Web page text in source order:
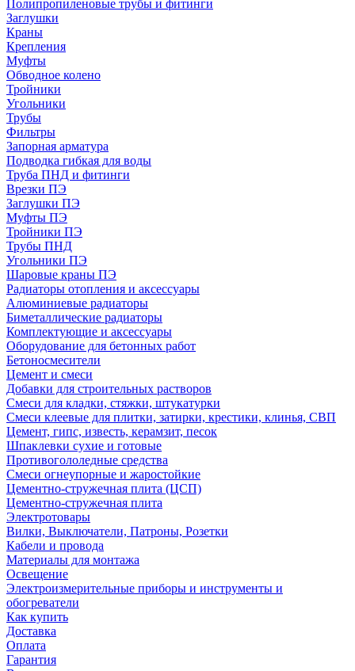
Полипропиленовые трубы и фитинги
Заглушки
Краны
Крепления
Муфты
Обводное колено
Тройники
Угольники
Трубы
Фильтры
Запорная арматура
Подводка гибкая для воды
Труба ПНД и фитинги
Врезки ПЭ
Заглушки ПЭ
Муфты ПЭ
Тройники ПЭ
Трубы ПНД
Угольники ПЭ
Шаровые краны ПЭ
Радиаторы отопления и аксессуары
Алюминиевые радиаторы
Биметаллические радиаторы
Комплектующие и аксессуары
Оборудование для бетонных работ
Бетоносмесители
Цемент и смеси
Добавки для строительных растворов
Смеси для кладки, стяжки, штукатурки
Смеси клеевые для плитки, затирки, крестики, клинья, СВП
Цемент, гипс, известь, керамзит, песок
Шпаклевки сухие и готовые
Противогололедные средства
Смеси огнеупорные и жаростойкие
Цементно-стружечная плита (ЦСП)
Цементно-стружечная плита
Электротовары
Вилки, Выключатели, Патроны, Розетки
Кабели и провода
Материалы для монтажа
Освещение
Электроизмерительные приборы и инструменты и
обогреватели
Как купить
Доставка
Оплата
Гарантия